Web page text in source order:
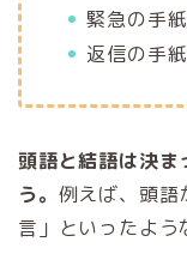
緊急の手
返信の手
頭語と結語は決ま
う。 例えば、頭語
言」といったよう